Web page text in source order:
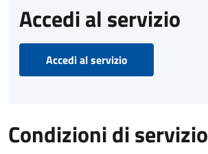
Accedi al servizio
Accedi al servizio
Condizioni di servizio